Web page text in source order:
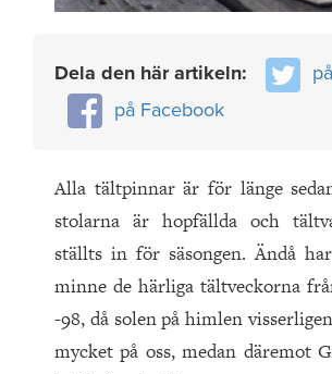
Dela den här artikeln:
på Facebook
Alla tältpinnar är för länge
stolarna är hopfällda och
ställts in för säsongen. Ändå
minne de härliga tältveckorna
-98, då solen på himlen
mycket på oss, medan däremot